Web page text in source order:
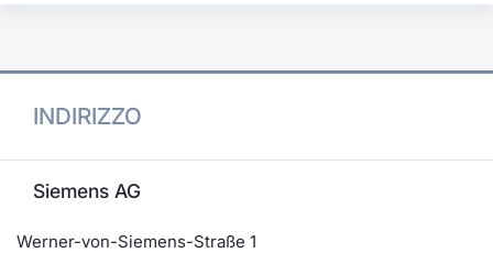
INDIRIZZO
Siemens AG
Werner-von-Siemens-Straße 1